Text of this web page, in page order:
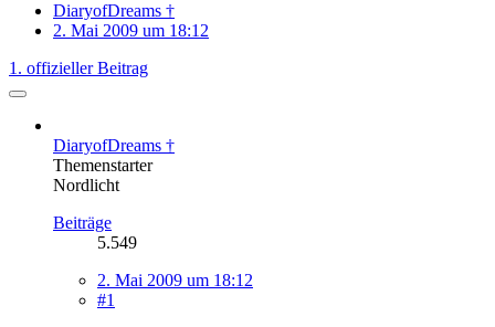
DiaryofDreams †
2. Mai 2009 um 18:12
1. offizieller Beitrag
DiaryofDreams †
Themenstarter
Nordlicht
Beiträge
5.549
2. Mai 2009 um 18:12
#1